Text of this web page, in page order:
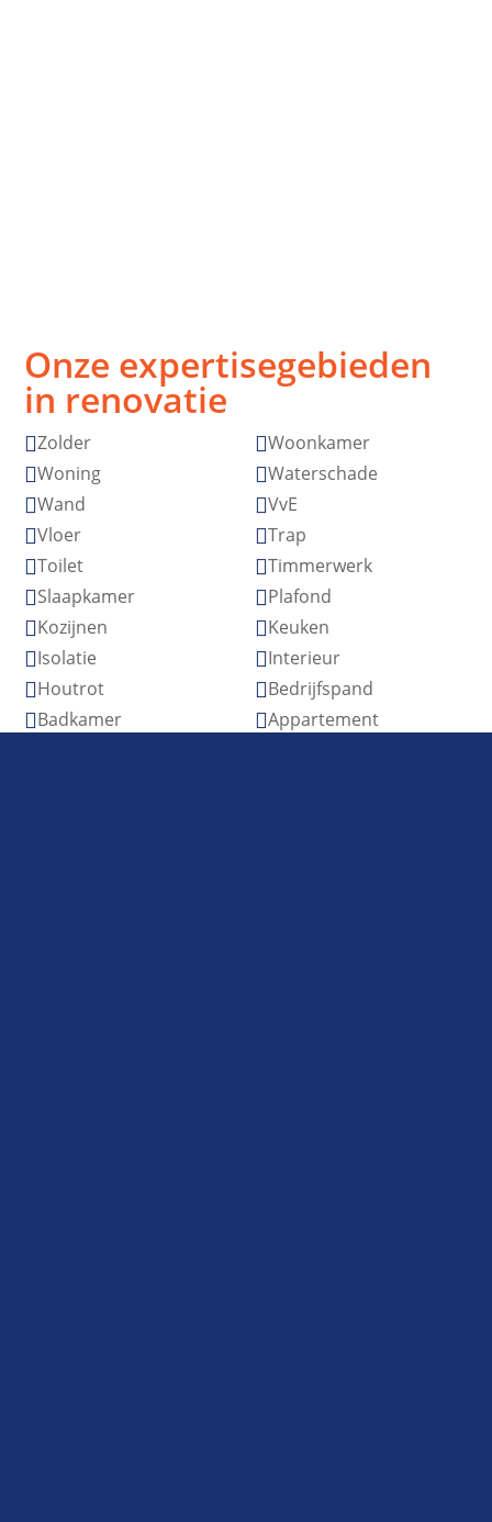
Onze expertisegebieden
in renovatie
Zolder Woonkamer
Woning Waterschade
Wand VvE
Vloer Trap
Toilet Timmerwerk
Slaapkamer Plafond
Kozijnen Keuken
Isolatie Interieur
Houtrot Bedrijfspand
Badkamer Appartement